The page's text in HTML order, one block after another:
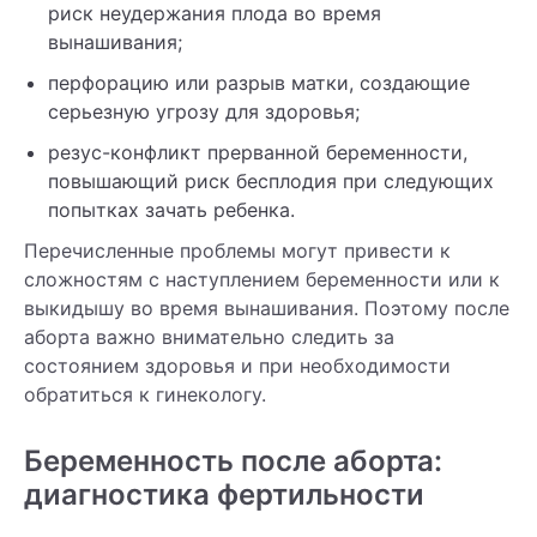
риск неудержания плода во время
вынашивания;
перфорацию или разрыв матки, создающие
серьезную угрозу для здоровья;
резус-конфликт прерванной беременности,
повышающий риск бесплодия при следующих
попытках зачать ребенка.
Перечисленные проблемы могут привести к
сложностям с наступлением беременности или к
выкидышу во время вынашивания. Поэтому после
аборта важно внимательно следить за
состоянием здоровья и при необходимости
обратиться к гинекологу.
Беременность после аборта:
диагностика фертильности